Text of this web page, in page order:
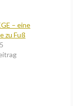
– eine
zu Fuß